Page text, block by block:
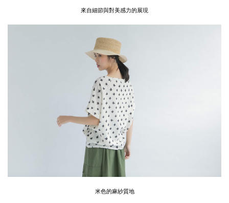
來自細節與對美感力的展現
米色的麻紗質地